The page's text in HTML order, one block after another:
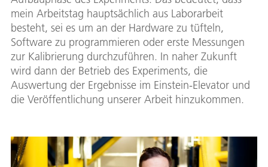
mein Arbeitstag hauptsächlich aus Laborarbeit
besteht, sei es um an der Hardware zu tüfteln,
Software zu programmieren oder erste Messungen
zur Kalibrierung durchzuführen. In naher Zukunft
wird dann der Betrieb des Experiments, die
Auswertung der Ergebnisse im Einstein-Elevator und
die Veröffentlichung unserer Arbeit hinzukommen.